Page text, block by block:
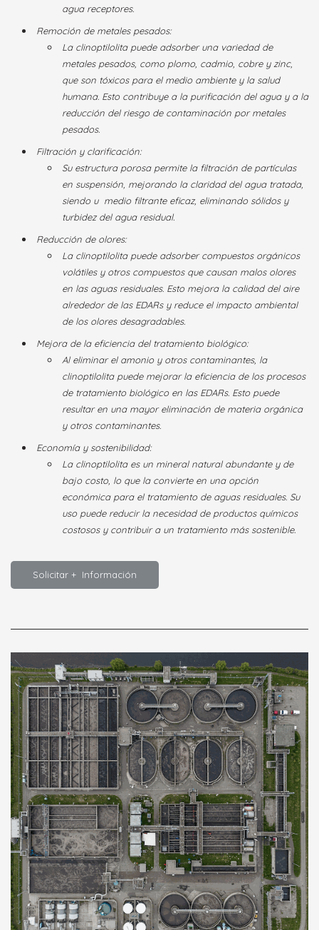
agua receptores.
Remoción de metales pesados:
La clinoptilolita puede adsorber una variedad de
metales pesados, como plomo, cadmio, cobre y zinc,
que son tóxicos para el medio ambiente y la salud
humana. Esto contribuye a la purificación del agua y a la
reducción del riesgo de contaminación por metales
pesados.
Filtración y clarificación:
Su estructura porosa permite la filtración de partículas
en suspensión, mejorando la claridad del agua tratada,
siendo u medio filtrante eficaz, eliminando sólidos y
turbidez del agua residual.
Reducción de olores:
La clinoptilolita puede adsorber compuestos orgánicos
volátiles y otros compuestos que causan malos olores
en las aguas residuales. Esto mejora la calidad del aire
alrededor de las EDARs y reduce el impacto ambiental
de los olores desagradables.
Mejora de la eficiencia del tratamiento biológico:
Al eliminar el amonio y otros contaminantes, la
clinoptilolita puede mejorar la eficiencia de los procesos
de tratamiento biológico en las EDARs. Esto puede
resultar en una mayor eliminación de materia orgánica
y otros contaminantes.
Economía y sostenibilidad:
La clinoptilolita es un mineral natural abundante y de
bajo costo, lo que la convierte en una opción
económica para el tratamiento de aguas residuales. Su
uso puede reducir la necesidad de productos químicos
costosos y contribuir a un tratamiento más sostenible.
Solicitar + Información